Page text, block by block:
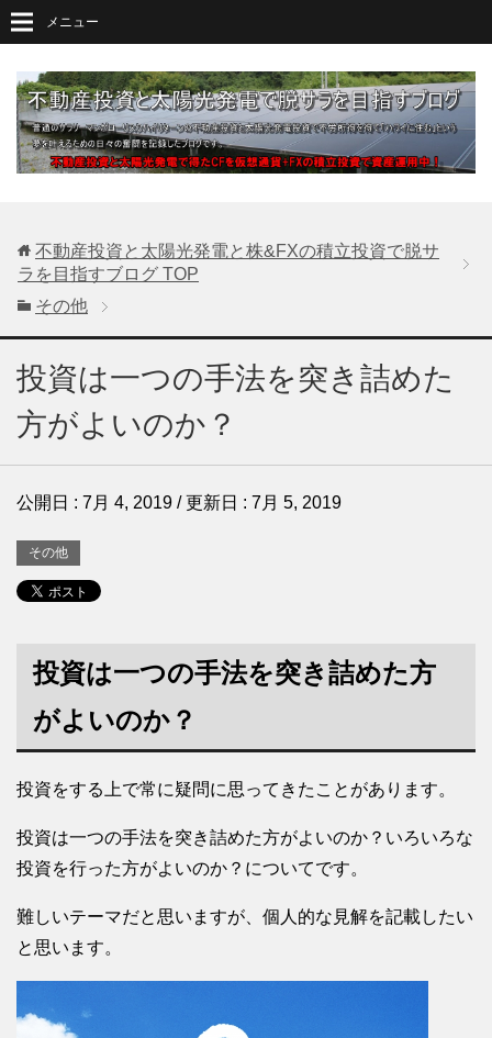
メニュー
不動産投資と太陽光発電と株&FXの積立投資で脱サ
ラを目指すブログ TOP
その他
投資は一つの手法を突き詰めた
方がよいのか？
公開日 : 7月 4, 2019 / 更新日 : 7月 5, 2019
その他
投資は一つの手法を突き詰めた方
がよいのか？
投資をする上で常に疑問に思ってきたことがあります。
投資は一つの手法を突き詰めた方がよいのか？いろいろな
投資を行った方がよいのか？についてです。
難しいテーマだと思いますが、個人的な見解を記載したい
と思います。